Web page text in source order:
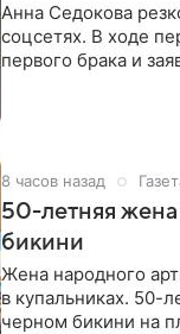
Анна Седокова
соцсетях. В ходе
первого брака и
8 часов назад
50-летняя
бикини
Жена народного
в купальниках. 50-
черном бикини на